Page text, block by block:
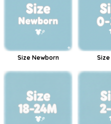
Size Newborn